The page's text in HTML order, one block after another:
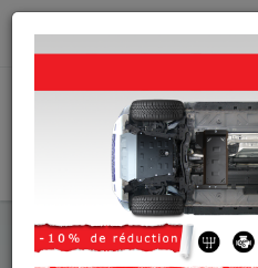
Protection Sous Moteur Peugeot
Protection Sous Moteur